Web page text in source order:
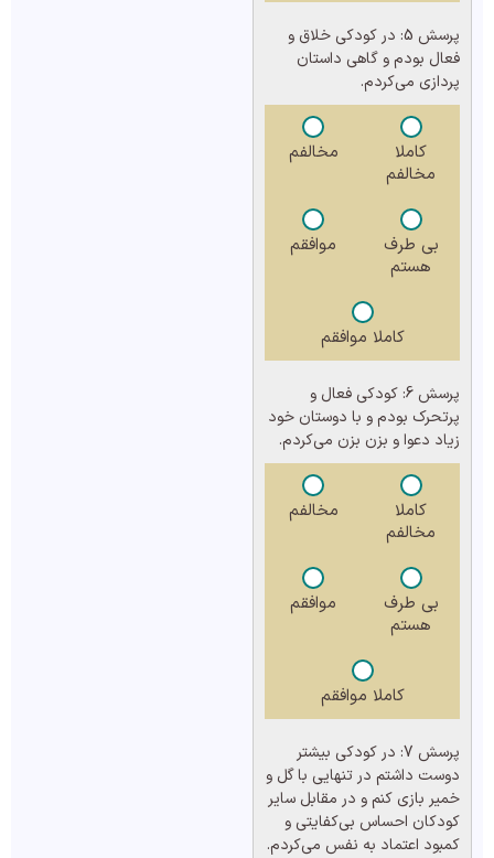
پرسش 5:
در کودکی خلاق و
فعال بودم و گاهی داستان
پردازی می‌کردم.
کاملا
مخالفم
مخالفم
بی طرف
هستم
موافقم
کاملا موافقم
پرسش 6:
کودکی فعال و
پرتحرک بودم و با دوستان خود
زیاد دعوا و بزن بزن می‌کردم.
کاملا
مخالفم
مخالفم
بی طرف
هستم
موافقم
کاملا موافقم
پرسش 7:
در کودکی بیشتر
دوست داشتم در تنهایی با گل و
خمیر بازی کنم و در مقابل سایر
کودکان احساس بی‌کفایتی و
کمبود اعتماد به نفس می‌کردم.